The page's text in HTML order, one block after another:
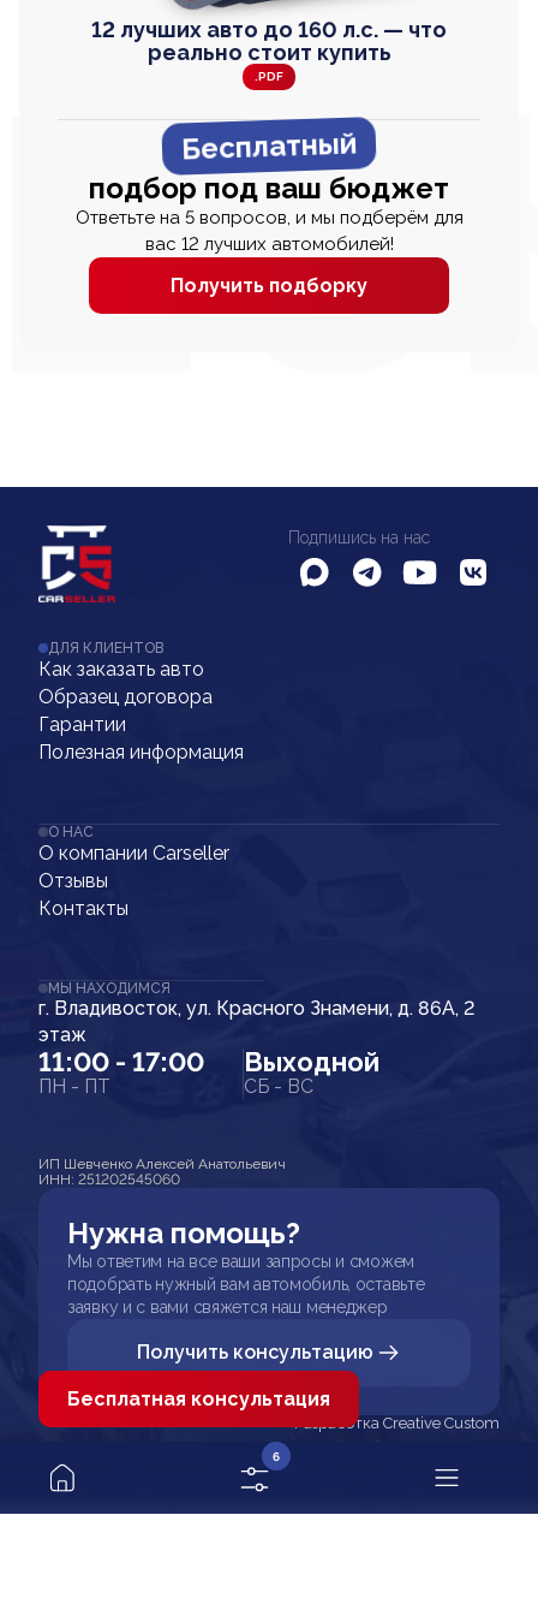
12 лучших авто до 160 л.с. — что
реально стоит купить
.PDF
Бесплатный
подбор под ваш бюджет
Ответьте на 5 вопросов, и мы подберём для
вас 12 лучших автомобилей!
Получить подборку
Подпишись на нас
ДЛЯ КЛИЕНТОВ
Как заказать авто
Образец договора
Гарантии
Полезная информация
О НАС
О компании Carseller
Отзывы
Контакты
МЫ НАХОДИМСЯ
г. Владивосток, ул. Красного Знамени, д. 86А, 2
этаж
11:00 - 17:00
ПН - ПТ
Выходной
СБ - ВС
ИП Шевченко Алексей Анатольевич
ИНН: 251202545060
Нужна помощь?
Мы ответим на все ваши запросы и сможем
подобрать нужный вам автомобиль, оставьте
заявку и с вами свяжется наш менеджер
Получить консультацию
Разработка Creative Custom
6
Бесплатная консультация